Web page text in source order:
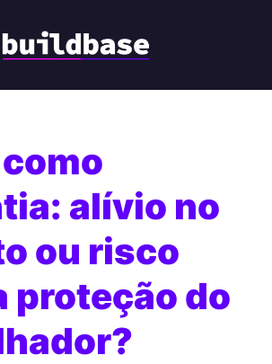
como
alívio no
ou risco
proteção do